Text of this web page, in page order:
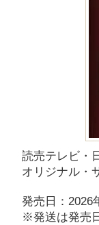
読売テレビ・
オリジナル・
発売日：2026
※発送は発売